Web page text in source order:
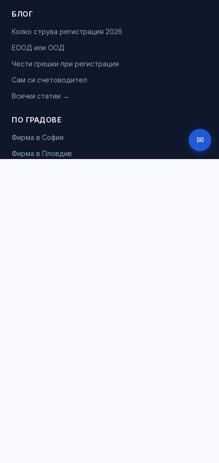
БЛОГ
Колко струва регистрация 2026
ЕООД или ООД
Чести грешки при регистрация
Сам си счетоводител
Всички статии →
ПО ГРАДОВЕ
Фирма в София
Фирма в Пловдив
✉